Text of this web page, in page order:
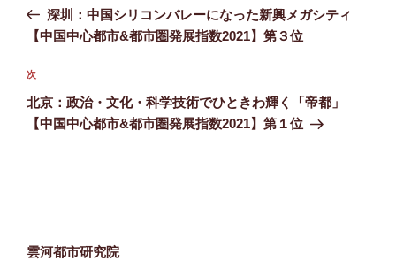
ナ
ゲ
ー
シ
の
投
深圳：中国シリコンバレーになった新興メガシティ
【中国中心都市&都市圏発展指数2021】第３位
次
の
投
次
北京：政治・文化・科学技術でひときわ輝く「帝都」
【中国中心都市&都市圏発展指数2021】第１位
雲河都市研究院